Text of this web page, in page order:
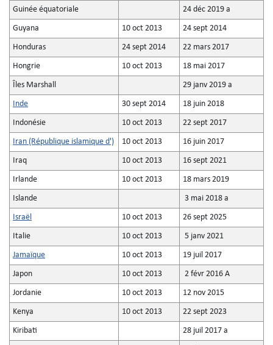
Guinée équatoriale 24 déc 2019 a
Guyana 10 oct 2013 24 sept 2014
Honduras 24 sept 2014 22 mars 2017
Hongrie 10 oct 2013 18 mai 2017
Îles Marshall 29 janv 2019 a
Inde 30 sept 2014 18 juin 2018
Indonésie 10 oct 2013 22 sept 2017
Iran (République islamique d') 10 oct 2013 16 juin 2017
Iraq 10 oct 2013 16 sept 2021
Irlande 10 oct 2013 18 mars 2019
Islande 3 mai 2018 a
Israël 10 oct 2013 26 sept 2025
Italie 10 oct 2013 5 janv 2021
Jamaïque 10 oct 2013 19 juil 2017
Japon 10 oct 2013 2 févr 2016 A
Jordanie 10 oct 2013 12 nov 2015
Kenya 10 oct 2013 22 sept 2023
Kiribati 28 juil 2017 a